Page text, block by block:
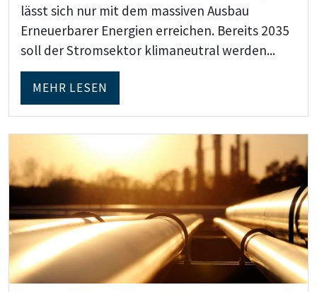
lässt sich nur mit dem massiven Ausbau
Erneuerbarer Energien erreichen. Bereits 2035
soll der Stromsektor klimaneutral werden...
MEHR LESEN
Teaser: Erneuerbare Wärme